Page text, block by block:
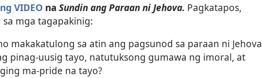
VIDEO na Sundin ang Paraan ni Jehova. Pagkatapos,
mga tagapakinig:
makakatulong sa atin ang pagsunod sa paraan ni Jehova
pinag-uusig tayo, natutuksong gumawa ng imoral, at
ma-pride na tayo?